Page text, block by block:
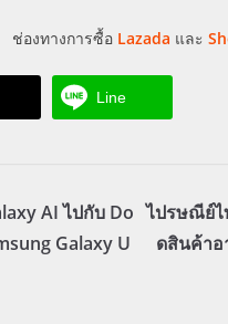
ช่องทางการซื้อ Lazada และ
Line
AI ไปกับ Do
Galaxy U
ไปรษณีย์ไ
ดสินค้าอ